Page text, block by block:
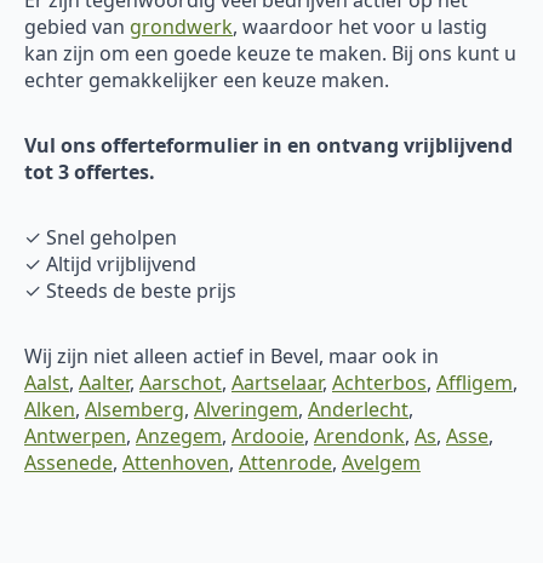
gebied van grondwerk, waardoor het voor u lastig
kan zijn om een goede keuze te maken. Bij ons kunt u
echter gemakkelijker een keuze maken.
Vul ons offerteformulier in en ontvang vrijblijvend
tot 3 offertes.
✓ Snel geholpen
✓ Altijd vrijblijvend
✓ Steeds de beste prijs
Wij zijn niet alleen actief in Bevel, maar ook in
Aalst, Aalter, Aarschot, Aartselaar, Achterbos, Affligem,
Alken, Alsemberg, Alveringem, Anderlecht,
Antwerpen, Anzegem, Ardooie, Arendonk, As, Asse,
Assenede, Attenhoven, Attenrode, Avelgem